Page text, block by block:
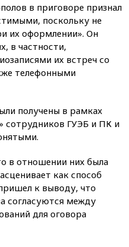
в приговоре признал
поскольку не
их оформлении». Он
в частности,
их встреч со
телефонными
получены в рамках
сотрудников ГУЭБ и ПК и
в отношении них была
как способ
к выводу, что
согласуются между
для оговора